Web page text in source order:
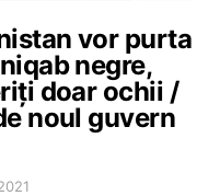
vor purta
negre,
doar ochii /
noul guvern